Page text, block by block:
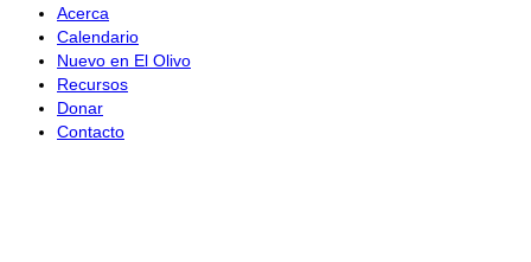
Acerca
Calendario
Nuevo en El Olivo
Recursos
Donar
Contacto